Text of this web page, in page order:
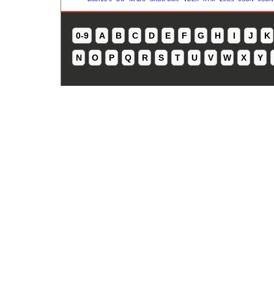
0-9 A B C D E F G H I J K
N O P Q R S T U V W X Y